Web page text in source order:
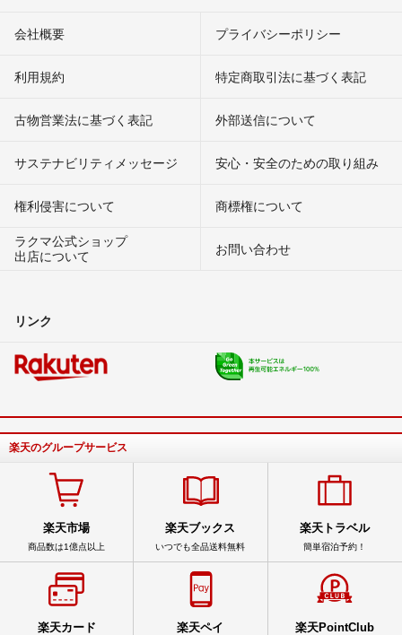
会社概要 プライバシーポリシー
利用規約 特定商取引法に基づく表記
古物営業法に基づく表記 外部送信について
サステナビリティメッセージ 安心・安全のための取り組み
権利侵害について
商標権について
ラクマ公式ショップ
出店について
お問い合わせ
リンク
楽天のグループサービス
楽天市場
商品数は1億点以上
楽天ブックス
いつでも全品送料無料
楽天トラベル
簡単宿泊予約！
楽天カード 楽天ペイ 楽天PointClub